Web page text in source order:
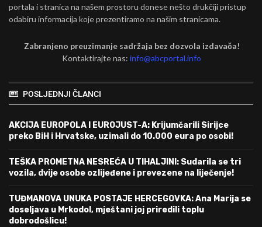
portala i stranica na našem prostoru donese nešto drukčiji pristup
odabiru informacija koje prezentiramo na našim stranicama.
Zabranjeno preuzimanje sadržaja bez dozvola izdavača!
Kontaktirajte nas:info@abcportal.info
POSLJEDNJI ČLANCI
AKCIJA EUROPOLA I EUROJUST-A: Krijumčarili Sirijce
preko BiH i Hrvatske, uzimali do 10.000 eura po osobi!
TEŠKA PROMETNA NESREĆA U TIHALJINI: Sudarila se tri
vozila, dvije osobe ozlijeđene i prevezene na liječenje!
TUĐMANOVA UNUKA POSTAJE HERCEGOVKA: Ana Marija se
doseljava u Mrkodol, mještani joj priredili toplu
dobrodošlicu!